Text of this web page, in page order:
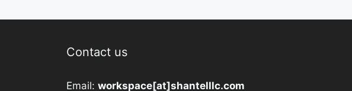
Contact us
Email: workspace[at]shantelllc.com